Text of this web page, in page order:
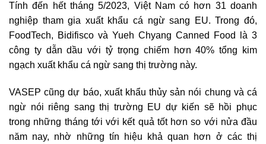
Tính đến hết tháng 5/2023, Việt Nam có hơn 31 doanh
nghiệp tham gia xuất khẩu cá ngừ sang EU. Trong đó,
FoodTech, Bidifisco và Yueh Chyang Canned Food là 3
công ty dẫn dầu với tỷ trọng chiếm hơn 40% tổng kim
ngạch xuất khẩu cá ngừ sang thị trường này.
VASEP cũng dự báo, xuất khẩu thủy sản nói chung và cá
ngừ nói riêng sang thị trường EU dự kiến sẽ hồi phục
trong những tháng tới với kết quả tốt hơn so với nửa đầu
năm nay, nhờ những tín hiệu khả quan hơn ở các thị